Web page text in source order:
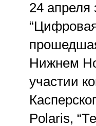
24 апреля
Нижнем
участии
Polaris,